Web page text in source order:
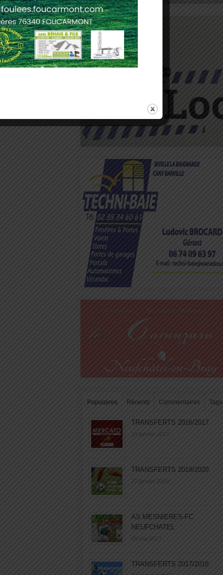
Populaires Récents Commentaires Tags
TRANSFERTS 2016/2017
14 janvier 2017
TRANSFERTS 2019/2020
27 janvier 2020
AS MESNIERES-FC
NEUFCHATEL
05 mai 2017
TRANSFERTS 2017/2018